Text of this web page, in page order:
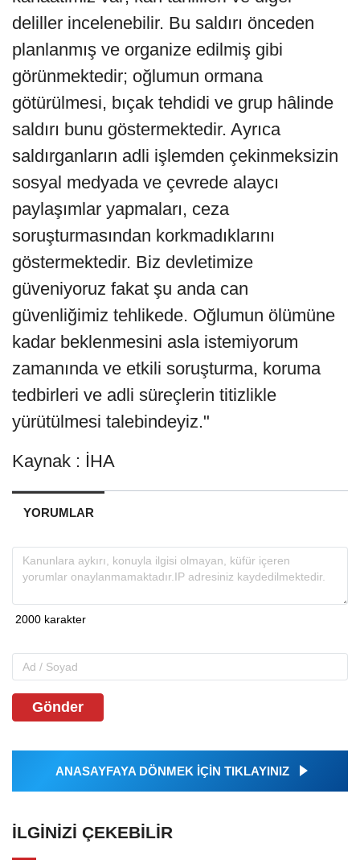
deliller incelenebilir. Bu saldırı önceden
planlanmış ve organize edilmiş gibi
görünmektedir; oğlumun ormana
götürülmesi, bıçak tehdidi ve grup hâlinde
saldırı bunu göstermektedir. Ayrıca
saldırganların adli işlemden çekinmeksizin
sosyal medyada ve çevrede alaycı
paylaşımlar yapmaları, ceza
soruşturmasından korkmadıklarını
göstermektedir. Biz devletimize
güveniyoruz fakat şu anda can
güvenliğimiz tehlikede. Oğlumun ölümüne
kadar beklenmesini asla istemiyorum
zamanında ve etkili soruşturma, koruma
tedbirleri ve adli süreçlerin titizlikle
yürütülmesi talebindeyiz."
Kaynak : İHA
YORUMLAR
Gönder
ANASAYFAYA DÖNMEK İÇİN TIKLAYINIZ
İLGINIZI ÇEKEBILIR